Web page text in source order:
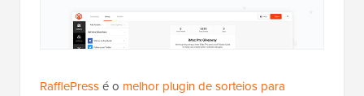
RafflePressé o melhor plugin de sorteios para